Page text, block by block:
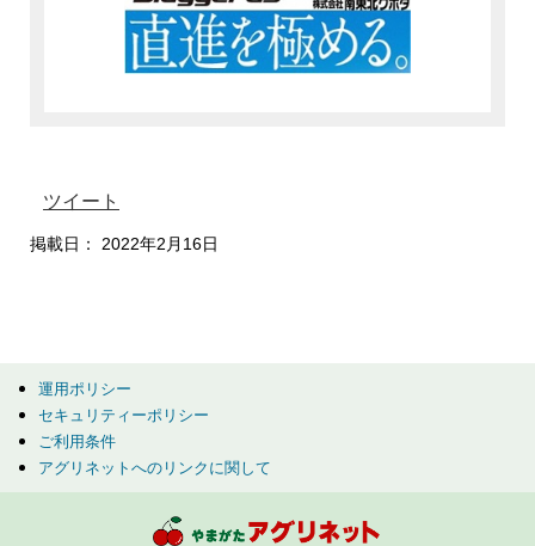
ツイート
掲載日： 2022年2月16日
運用ポリシー
セキュリティーポリシー
ご利用条件
アグリネットへのリンクに関して